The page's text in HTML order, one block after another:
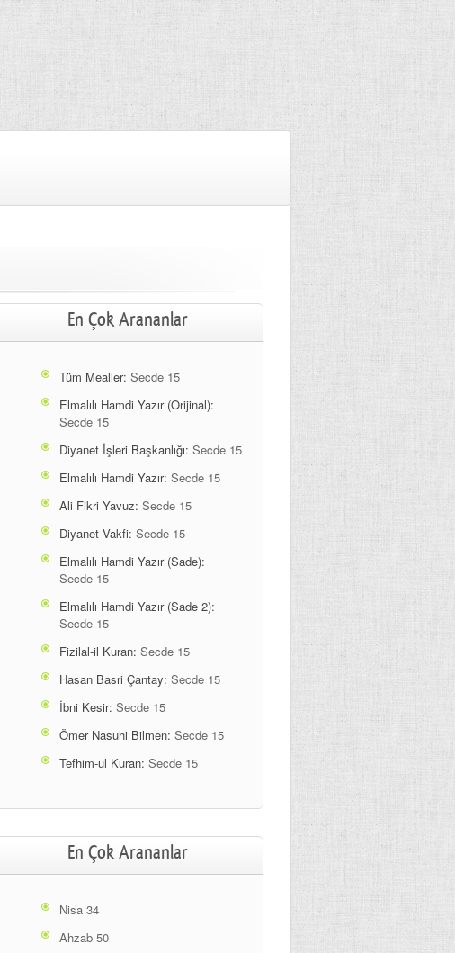
En Çok Arananlar
Tüm Mealler:Secde 15
Elmalılı Hamdi Yazır (Orijinal):
Secde 15
Diyanet İşleri Başkanlığı:Secde 15
Elmalılı Hamdi Yazır:Secde 15
Ali Fikri Yavuz:Secde 15
Diyanet Vakfi:Secde 15
Elmalılı Hamdi Yazır (Sade):
Secde 15
Elmalılı Hamdi Yazır (Sade 2):
Secde 15
Fizilal-il Kuran:Secde 15
Hasan Basri Çantay:Secde 15
İbni Kesir:Secde 15
Ömer Nasuhi Bilmen:Secde 15
Tefhim-ul Kuran:Secde 15
En Çok Arananlar
Nisa 34
Ahzab 50